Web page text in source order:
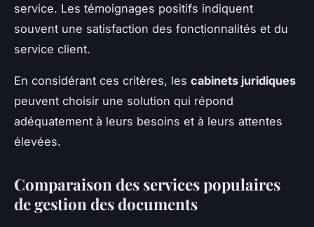
service. Les témoignages positifs indiquent
souvent une satisfaction des fonctionnalités et du
service client.
En considérant ces critères, les cabinets juridiques
peuvent choisir une solution qui répond
adéquatement à leurs besoins et à leurs attentes
élevées.
Comparaison des services populaires
de gestion des documents